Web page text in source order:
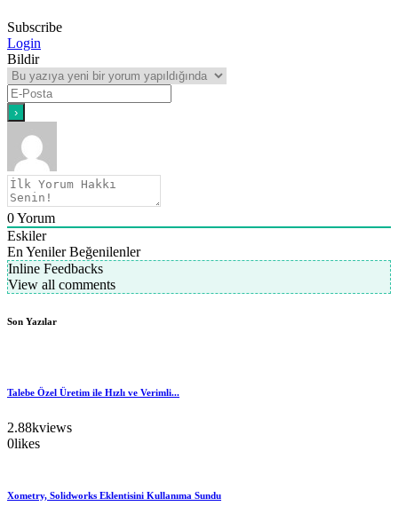
Subscribe
Login
Bildir
0Yorum
Eskiler
En Yeniler Beğenilenler
Inline Feedbacks
View all comments
Son Yazılar
Talebe Özel Üretim ile Hızlı ve Verimli...
2.88kviews
0likes
Xometry, Solidworks Eklentisini Kullanıma Sundu